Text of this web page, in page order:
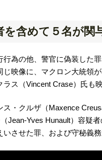
を含めて５名が関
行為の他、警官に偽装した
映像に、マクロン大統領
ス（Vincent Crase）氏も
ス・クルザ（Maxence
Jean-Yves Hunault）容疑
させた罪、および守秘義